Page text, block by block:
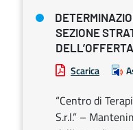
SEZIONE
Scarica
“Centro di
S.r.l.” –